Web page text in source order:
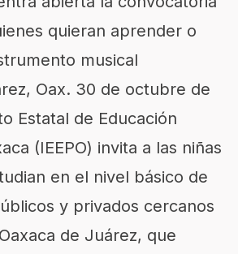
quieran aprender o
musical
Oax. 30 de octubre de
Estatal de Educación
(IEEPO) invita a las niñas
en el nivel básico de
y privados cercanos
de Juárez, que